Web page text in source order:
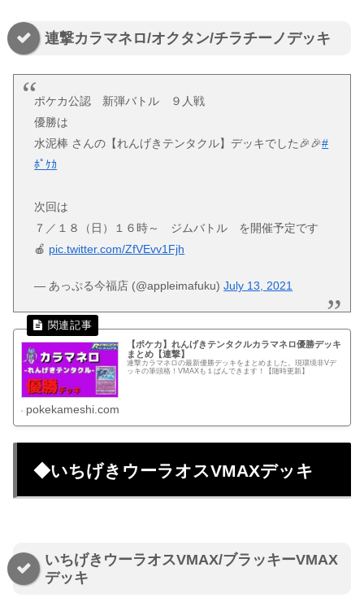
連撃カラマネロ/オクタン/チラチーノデッキ
ポケカ公認 新弾バトル ９人戦
優勝は
水泥棒 さんの【れんげきテンタクル】デッキでした🎉🎉#
ﾎﾟｹｶ
次回は
７／１８（日）１６時～ ジムバトル を開催予定です
🍎 pic.twitter.com/ZfVEvv1Fjh
— あっぷる今福店 (@appleimafuku)July 13, 2021
【ポケカ】れんげきテンタクルカラマネロ優勝デッキ
まとめ【連撃】
連撃カラマネロの最新優勝デッキをまとめました。現環境非Vデ
ッキの筆頭格！VMAXも１ぱんできます！【随時更新】
pokekameshi.com
◆いちげきウーラオスVMAXデッキ
いちげきウーラオスVMAX/ブラッキーVMAX
デッキ